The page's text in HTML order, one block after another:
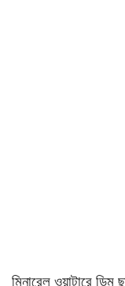
মিনারেল ওয়াটারে ডিম